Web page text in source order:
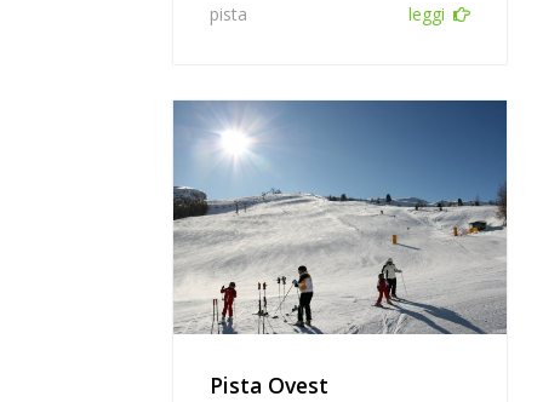
pista leggi
Pista Ovest